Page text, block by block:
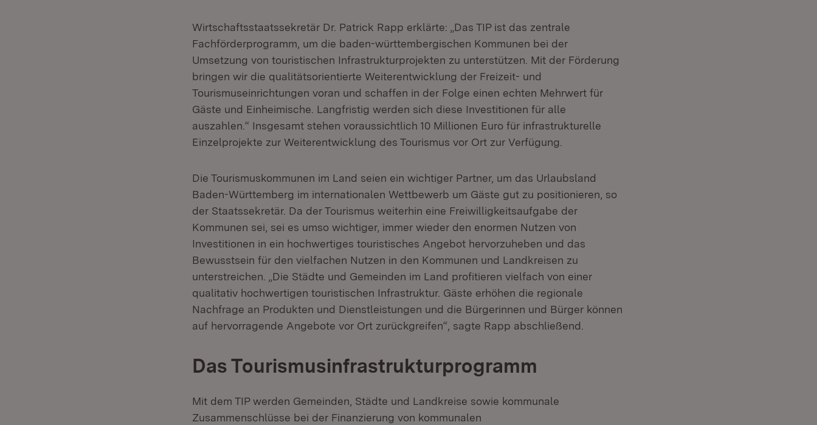
Wirtschaftsstaatssekretär Dr. Patrick Rapp erklärte: „Das TIP ist das zentrale
Fachförderprogramm, um die baden-württembergischen Kommunen bei der
Umsetzung von touristischen Infrastrukturprojekten zu unterstützen. Mit der Förderung
bringen wir die qualitätsorientierte Weiterentwicklung der Freizeit- und
Tourismuseinrichtungen voran und schaffen in der Folge einen echten Mehrwert für
Gäste und Einheimische. Langfristig werden sich diese Investitionen für alle
auszahlen.“ Insgesamt stehen voraussichtlich 10 Millionen Euro für infrastrukturelle
Einzelprojekte zur Weiterentwicklung des Tourismus vor Ort zur Verfügung.
Die Tourismuskommunen im Land seien ein wichtiger Partner, um das Urlaubsland
Baden-Württemberg im internationalen Wettbewerb um Gäste gut zu positionieren, so
der Staatssekretär. Da der Tourismus weiterhin eine Freiwilligkeitsaufgabe der
Kommunen sei, sei es umso wichtiger, immer wieder den enormen Nutzen von
Investitionen in ein hochwertiges touristisches Angebot hervorzuheben und das
Bewusstsein für den vielfachen Nutzen in den Kommunen und Landkreisen zu
unterstreichen. „Die Städte und Gemeinden im Land profitieren vielfach von einer
qualitativ hochwertigen touristischen Infrastruktur. Gäste erhöhen die regionale
Nachfrage an Produkten und Dienstleistungen und die Bürgerinnen und Bürger können
auf hervorragende Angebote vor Ort zurückgreifen“, sagte Rapp abschließend.
Das Tourismusinfrastrukturprogramm
Mit dem TIP werden Gemeinden, Städte und Landkreise sowie kommunale
Zusammenschlüsse bei der Finanzierung von kommunalen